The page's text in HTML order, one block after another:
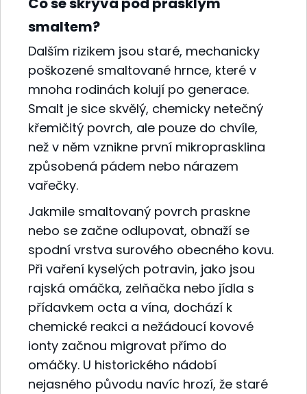
smaltem?
Dalším rizikem jsou staré, mechanicky
poškozené smaltované hrnce, které v
mnoha rodinách kolují po generace.
Smalt je sice skvělý, chemicky netečný
křemičitý povrch, ale pouze do chvíle,
než v něm vznikne první mikroprasklina
způsobená pádem nebo nárazem
vařečky.
Jakmile smaltovaný povrch praskne
nebo se začne odlupovat, obnaží se
spodní vrstva surového obecného kovu.
Při vaření kyselých potravin, jako jsou
rajská omáčka, zelňačka nebo jídla s
přídavkem octa a vína, dochází k
chemické reakci a nežádoucí kovové
ionty začnou migrovat přímo do
omáčky. U historického nádobí
nejasného původu navíc hrozí, že staré